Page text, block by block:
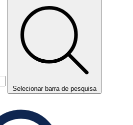
Selecionar barra de pesquisa